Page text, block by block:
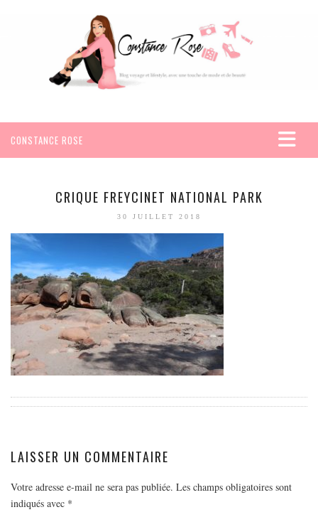
CONSTANCE ROSE
VOYAGES
EGYPTE
AMÉRIQUE
MEXIQUE
EUROPE
ESPAGNE
FRANCE
PAYS BAS
RÉPUBLIQUE TCHÈQUE
OCÉANIE
CRIQUE FREYCINET NATIONAL PARK
30 JUILLET 2018
LAISSER UN COMMENTAIRE
Votre adresse e-mail ne sera pas publiée. Les champs obligatoires sont
indiqués avec *